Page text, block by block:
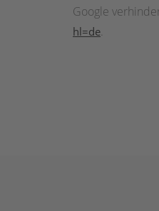
Google
hl=de.